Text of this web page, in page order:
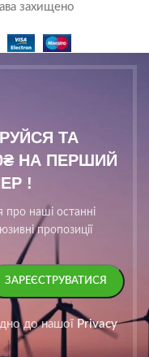
захищено
ТА
НА ПЕРШИЙ
!
про наші останні
пропозиції
до нашої Privacy